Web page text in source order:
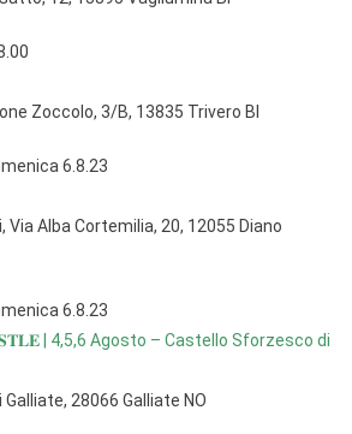
Zoccolo, 3/B, 13835 Trivero BI
6.8.23
Via Alba Cortemilia, 20, 12055 Diano
6.8.23
| 4,5,6 Agosto – Castello Sforzesco di
28066 Galliate NO